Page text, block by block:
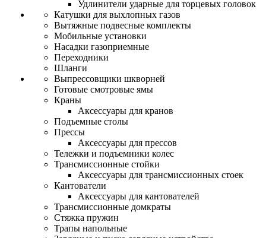
Удлинители ударные для торцевых головок
Катушки для выхлопных газов
Вытяжные подвесные комплекты
Мобильные установки
Насадки газоприемные
Переходники
Шланги
Выпрессовщики шкворней
Готовые смотровые ямы
Краны
Аксессуары для кранов
Подъемные столы
Прессы
Аксессуары для прессов
Тележки и подъемники колес
Трансмиссионные стойки
Аксессуары для трансмиссионных стоек
Кантователи
Аксессуары для кантователей
Трансмиссионные домкраты
Стяжка пружин
Трапы напольные